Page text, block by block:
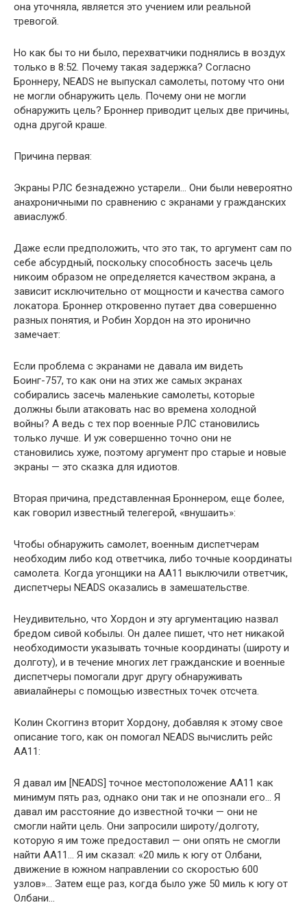
она уточняла, является это учением или реальной
тревогой.
Но как бы то ни было, перехватчики поднялись в воздух
только в 8:52. Почему такая задержка? Согласно
Броннеру, NEADS не выпускал самолеты, потому что они
не могли обнаружить цель. Почему они не могли
обнаружить цель? Броннер приводит целых две причины,
одна другой краше.
Причина первая:
Экраны РЛС безнадежно устарели… Они были невероятно
анахроничными по сравнению с экранами у гражданских
авиаслужб.
Даже если предположить, что это так, то аргумент сам по
себе абсурдный, поскольку способность засечь цель
никоим образом не определяется качеством экрана, а
зависит исключительно от мощности и качества самого
локатора. Броннер откровенно путает два совершенно
разных понятия, и Робин Хордон на это иронично
замечает:
Если проблема с экранами не давала им видеть
Боинг-757, то как они на этих же самых экранах
собирались засечь маленькие самолеты, которые
должны были атаковать нас во времена холодной
войны? А ведь с тех пор военные РЛС становились
только лучше. И уж совершенно точно они не
становились хуже, поэтому аргумент про старые и новые
экраны — это сказка для идиотов.
Вторая причина, представленная Броннером, еще более,
как говорил известный телегерой, «внушаить»:
Чтобы обнаружить самолет, военным диспетчерам
необходим либо код ответчика, либо точные координаты
самолета. Когда угонщики на АА11 выключили ответчик,
диспетчеры NEADS оказались в замешательстве.
Неудивительно, что Хордон и эту аргументацию назвал
бредом сивой кобылы. Он далее пишет, что нет никакой
необходимости указывать точные координаты (широту и
долготу), и в течение многих лет гражданские и военные
диспетчеры помогали друг другу обнаруживать
авиалайнеры с помощью известных точек отсчета.
Колин Скоггинз вторит Хордону, добавляя к этому свое
описание того, как он помогал NEADS вычислить рейс
АА11:
Я давал им [NEADS] точное местоположение АА11 как
минимум пять раз, однако они так и не опознали его… Я
давал им расстояние до известной точки — они не
смогли найти цель. Они запросили широту/долготу,
которую я им тоже предоставил — они опять не смогли
найти АА11… Я им сказал: «20 миль к югу от Олбани,
движение в южном направлении со скоростью 600
узлов»… Затем еще раз, когда было уже 50 миль к югу от
Олбани…